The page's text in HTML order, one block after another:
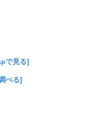
で見る]
べる]